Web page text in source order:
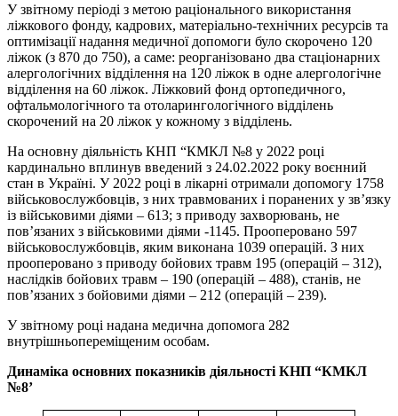
У звітному періоді з метою раціонального використання
ліжкового фонду, кадрових, матеріально-технічних ресурсів та
оптимізації надання медичної допомоги було скорочено 120
ліжок (з 870 до 750), а саме: реорганізовано два стаціонарних
алергологічних відділення на 120 ліжок в одне алергологічне
відділення на 60 ліжок. Ліжковий фонд ортопедичного,
офтальмологічного та отоларингологічного відділень
скорочений на 20 ліжок у кожному з відділень.
На основну діяльність КНП “КМКЛ №8 у 2022 році
кардинально вплинув введений з 24.02.2022 року воєнний
стан в Україні. У 2022 році в лікарні отримали допомогу 1758
військовослужбовців, з них травмованих і поранених у зв’язку
із військовими діями – 613; з приводу захворювань, не
пов’язаних з військовими діями -1145. Прооперовано 597
військовослужбовців, яким виконана 1039 операцій. З них
прооперовано з приводу бойових травм 195 (операцій – 312),
наслідків бойових травм – 190 (операцій – 488), станів, не
пов’язаних з бойовими діями – 212 (операцій – 239).
У звітному році надана медична допомога 282
внутрішньопереміщеним особам.
Динаміка основних показників діяльності КНП “КМКЛ
№8’